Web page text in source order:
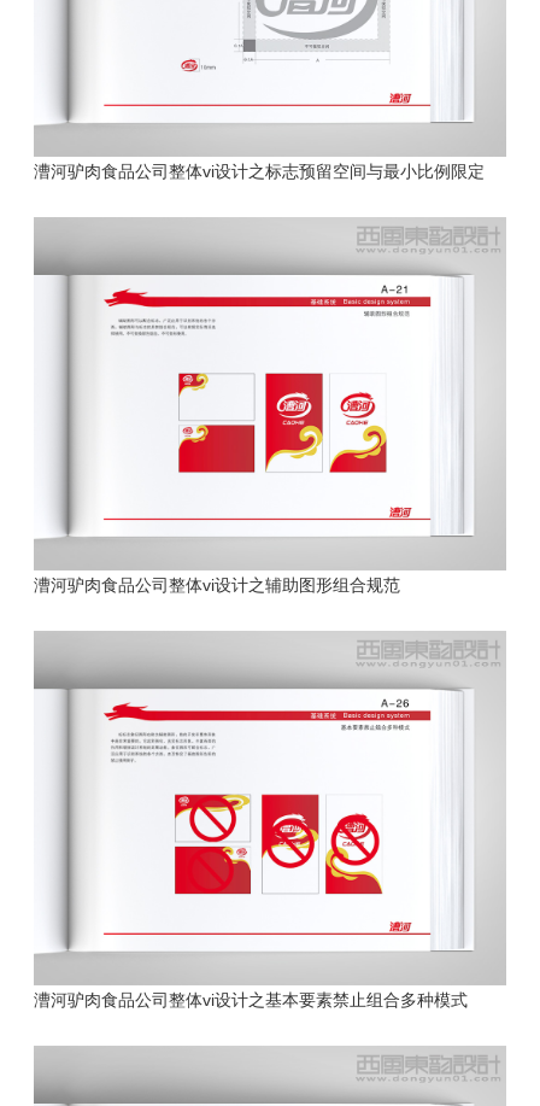
漕河驴肉食品公司整体vi设计之标志预留空间与最小比例限定
漕河驴肉食品公司整体vi设计之辅助图形组合规范
漕河驴肉食品公司整体vi设计之基本要素禁止组合多种模式